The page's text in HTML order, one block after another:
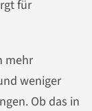
für
mehr
weniger
Ob das in